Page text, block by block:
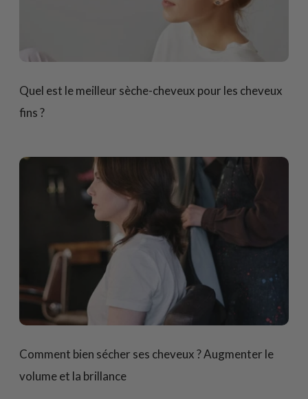
Quel est le meilleur sèche-cheveux pour les cheveux
fins ?
Comment bien sécher ses cheveux ? Augmenter le
volume et la brillance